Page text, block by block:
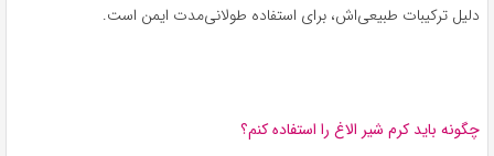
دلیل ترکیبات طبیعی‌اش، برای استفاده طولانی‌مدت ایمن است.
چگونه باید کرم شیر الاغ را استفاده کنم؟